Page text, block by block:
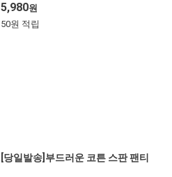
5,980원
50원 적립
[당일발송]부드러운 코튼 스판 팬티